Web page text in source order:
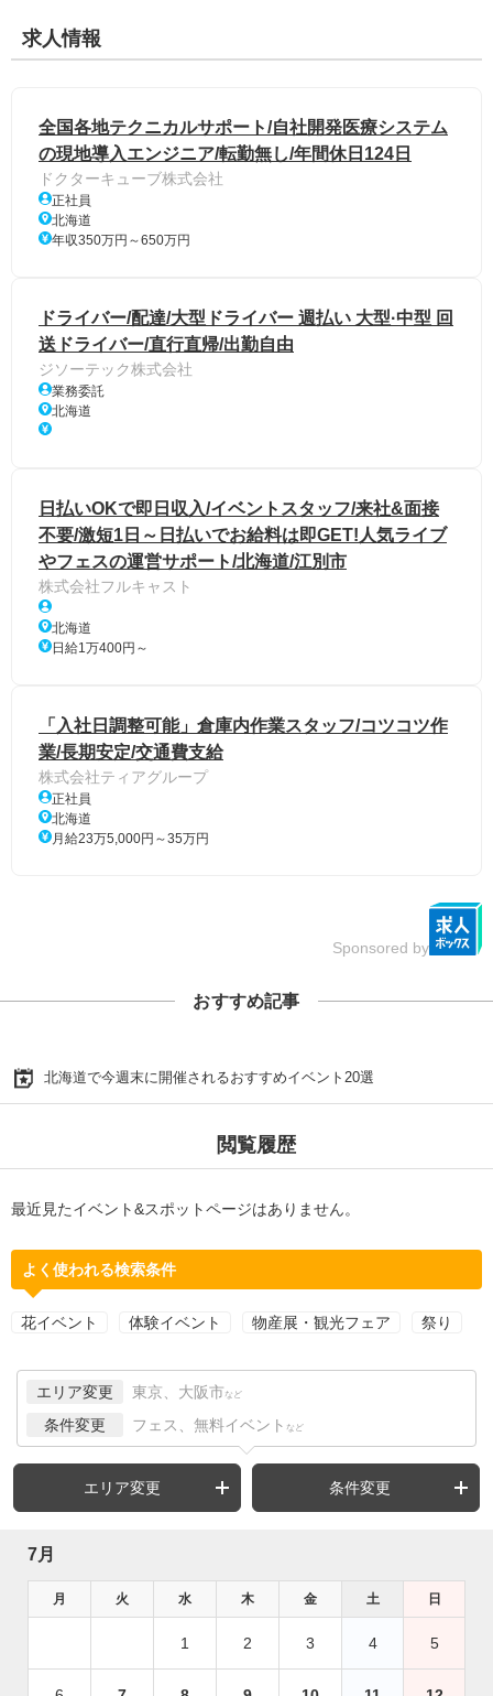
求人情報
全国各地テクニカルサポート/自社開発医療システム
の現地導入エンジニア/転勤無し/年間休日124日
ドクターキューブ株式会社
正社員
北海道
年収350万円～650万円
ドライバー/配達/大型ドライバー 週払い 大型·中型 回
送ドライバー/直行直帰/出勤自由
ジソーテック株式会社
業務委託
北海道
日払いOKで即日収入/イベントスタッフ/来社&面接
不要/激短1日～日払いでお給料は即GET!人気ライブ
やフェスの運営サポート/北海道/江別市
株式会社フルキャスト
北海道
日給1万400円～
「入社日調整可能」倉庫内作業スタッフ/コツコツ作
業/長期安定/交通費支給
株式会社ティアグループ
正社員
北海道
月給23万5,000円～35万円
Sponsored by
おすすめ記事
北海道で今週末に開催されるおすすめイベント20選
閲覧履歴
最近見たイベント&スポットページはありません。
よく使われる検索条件
花イベント 体験イベント 物産展・観光フェア 祭り
エリア変更 東京、大阪市 など
条件変更 フェス、無料イベント など
エリア変更 条件変更
7月
月 火 水 木 金 土 日
1 2 3 4 5